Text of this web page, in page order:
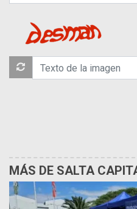
MÁS DE SALTA